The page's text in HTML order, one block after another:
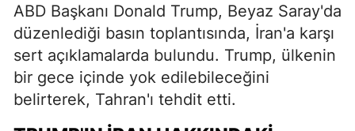
ABD Başkanı Donald Trump, Beyaz Saray'da
düzenlediği basın toplantısında, İran'a karşı
sert açıklamalarda bulundu. Trump, ülkenin
bir gece içinde yok edilebileceğini
belirterek, Tahran'ı tehdit etti.